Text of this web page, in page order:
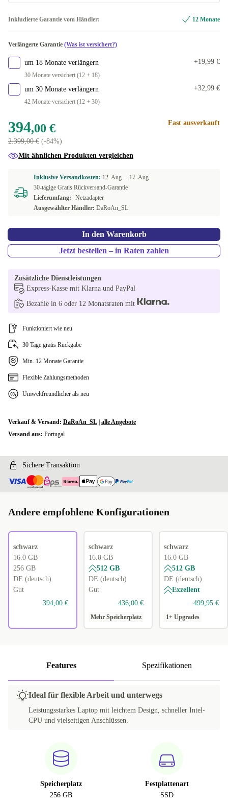
Inkludierte Garantie vom Händler: 12 Monate
Verlängerte Garantie (Was ist versichert?)
um 18 Monate verlängern
30 Monate versichert (12 + 18)
+19,99 €
um 30 Monate verlängern
42 Monate versichert (12 + 30)
+32,99 €
394,00 €
2.399,00 € (-84%)
Fast ausverkauft
Mit ähnlichen Produkten vergleichen
Inklusive Versandkosten: 12. Aug. – 17. Aug.
30-tägige Gratis Rückversand-Garantie
Lieferumfang:
Netzadapter
Ausgewählter Händler: DaRoAn_SL
In den Warenkorb
Jetzt bestellen – in Raten zahlen
Zusätzliche Dienstleistungen
Express-Kasse mit Klarna und PayPal
Bezahle in 6 oder 12 Monatsraten mit
Funktioniert wie neu
30 Tage gratis Rückgabe
Min. 12 Monate Garantie
Flexible Zahlungsmethoden
Umweltfreundlicher als neu
Verkauf & Versand: DaRoAn_SL alle Angebote
Versand aus: Portugal
Sichere Transaktion
Andere empfohlene Konfigurationen
schwarz
16.0 GB
256 GB
DE (deutsch)
Gut
394,00 €
schwarz
16.0 GB
512 GB
DE (deutsch)
Gut
436,00 €
Mehr Speicherplatz
schwarz
16.0 GB
512 GB
DE (deutsch)
Exzellent
499,95 €
1+ Upgrades
Features Spezifikationen
Ideal für flexible Arbeit und unterwegs
Leistungsstarkes Laptop mit leichtem Design, schneller Intel-
CPU und vielseitigen Anschlüssen.
Speicherplatz
256 GB
Festplattenart
SSD